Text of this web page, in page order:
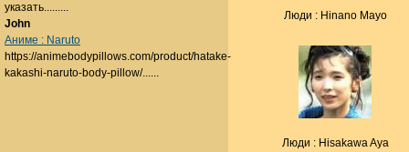
Люди : Hinano Mayo
Люди : Hisakawa Aya
указать.........
John
Аниме : Naruto
https://animebodypillows.com/product/hatake-
kakashi-naruto-body-pillow/......